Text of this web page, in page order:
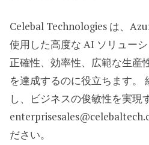
Celebal Technologies は、
使用した高度な AI ソリューシ
正確性、効率性、広範な生産
を達成するのに役立ちます。
し、ビジネスの俊敏性を実現
ださい。